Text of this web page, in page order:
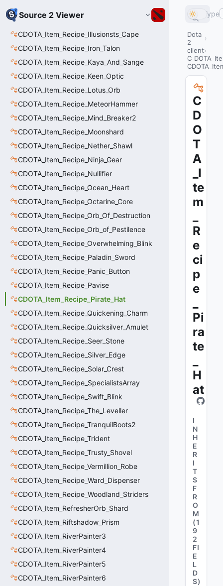
Source 2 Viewer
CDOTA_Item_Recipe_Illusionsts_Cape
CDOTA_Item_Recipe_Iron_Talon
CDOTA_Item_Recipe_Kaya_And_Sange
CDOTA_Item_Recipe_Keen_Optic
CDOTA_Item_Recipe_Lotus_Orb
CDOTA_Item_Recipe_MeteorHammer
CDOTA_Item_Recipe_Mind_Breaker2
CDOTA_Item_Recipe_Moonshard
CDOTA_Item_Recipe_Nether_Shawl
CDOTA_Item_Recipe_Ninja_Gear
CDOTA_Item_Recipe_Nullifier
CDOTA_Item_Recipe_Ocean_Heart
CDOTA_Item_Recipe_Octarine_Core
CDOTA_Item_Recipe_Orb_Of_Destruction
CDOTA_Item_Recipe_Orb_of_Pestilence
CDOTA_Item_Recipe_Overwhelming_Blink
CDOTA_Item_Recipe_Paladin_Sword
CDOTA_Item_Recipe_Panic_Button
CDOTA_Item_Recipe_Pavise
CDOTA_Item_Recipe_Pirate_Hat
CDOTA_Item_Recipe_Quickening_Charm
CDOTA_Item_Recipe_Quicksilver_Amulet
CDOTA_Item_Recipe_Seer_Stone
CDOTA_Item_Recipe_Silver_Edge
CDOTA_Item_Recipe_Solar_Crest
CDOTA_Item_Recipe_SpecialistsArray
CDOTA_Item_Recipe_Swift_Blink
CDOTA_Item_Recipe_The_Leveller
CDOTA_Item_Recipe_TranquilBoots2
CDOTA_Item_Recipe_Trident
CDOTA_Item_Recipe_Trusty_Shovel
CDOTA_Item_Recipe_Vermillion_Robe
CDOTA_Item_Recipe_Ward_Dispenser
CDOTA_Item_Recipe_Woodland_Striders
CDOTA_Item_RefresherOrb_Shard
CDOTA_Item_Riftshadow_Prism
CDOTA_Item_RiverPainter3
CDOTA_Item_RiverPainter4
CDOTA_Item_RiverPainter5
CDOTA_Item_RiverPainter6
Type
Dota
2
client
C
D
O
T
A
_I
te
m
R
e
ci
p
e
Pi
ra
te
H
at
I
N
H
E
R
I
T
S
F
R
O
M
(1
9
2
FI
E
L
D
S)